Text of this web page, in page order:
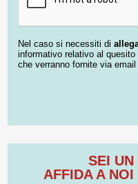
Nel caso si necessiti di
informativo relativo al
che verranno fornite via
SEI UN
AFFIDA A